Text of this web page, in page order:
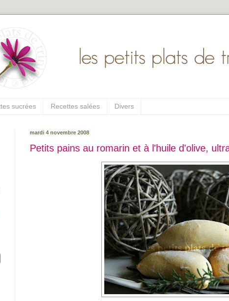
sucrées Recettes salées Divers
mardi 4 novembre 2008
Petits pains au romarin et à l'huile d'olive,